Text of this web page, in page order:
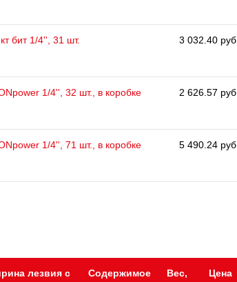
бит 1/4'', 31 шт. 3 032.40 руб.
1/4'', 32 шт., в коробке 2 626.57 руб.
1/4'', 71 шт., в коробке 5 490.24 руб.
лезвия с
Содержимое
Вес,
Цена